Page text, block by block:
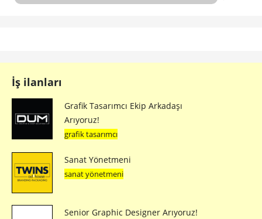
İş ilanları
Grafik Tasarımcı Ekip Arkadaşı
Arıyoruz!
grafik tasarımcı
Sanat Yönetmeni
sanat yönetmeni
Senior Graphic Designer Arıyoruz!